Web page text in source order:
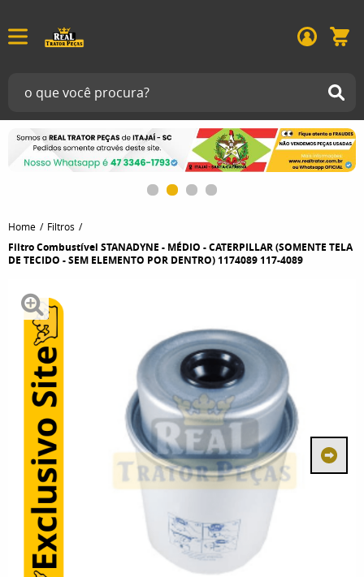
Home Filtros
Filtro Combustível STANADYNE - MÉDIO - CATERPILLAR (SOMENTE TELA
DE TECIDO - SEM ELEMENTO POR DENTRO) 1174089 117-4089